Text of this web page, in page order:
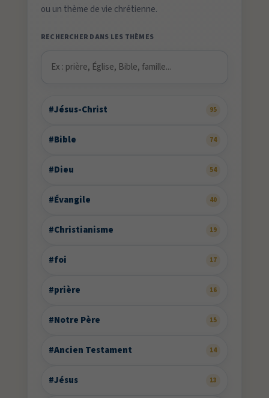
ou un thème de vie chrétienne.
RECHERCHER DANS LES THÈMES
#Jésus-Christ 95
#Bible 74
#Dieu 54
#Évangile 40
#Christianisme 19
#foi 17
#prière 16
#Notre Père 15
#Ancien Testament 14
#Jésus 13